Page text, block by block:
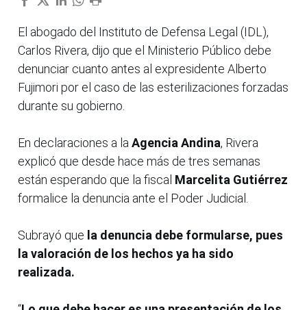
El abogado del Instituto de Defensa Legal (IDL),
Carlos Rivera, dijo que el Ministerio Público debe
denunciar cuanto antes al expresidente Alberto
Fujimori por el caso de las esterilizaciones forzadas
durante su gobierno.
En declaraciones a la Agencia Andina, Rivera
explicó que desde hace más de tres semanas
están esperando que la fiscal Marcelita Gutiérrez
formalice la denuncia ante el Poder Judicial.
Subrayó que la denuncia debe formularse, pues
la valoración de los hechos ya ha sido
realizada.